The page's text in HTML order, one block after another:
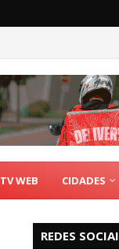
TV WEB CIDADES
REDES